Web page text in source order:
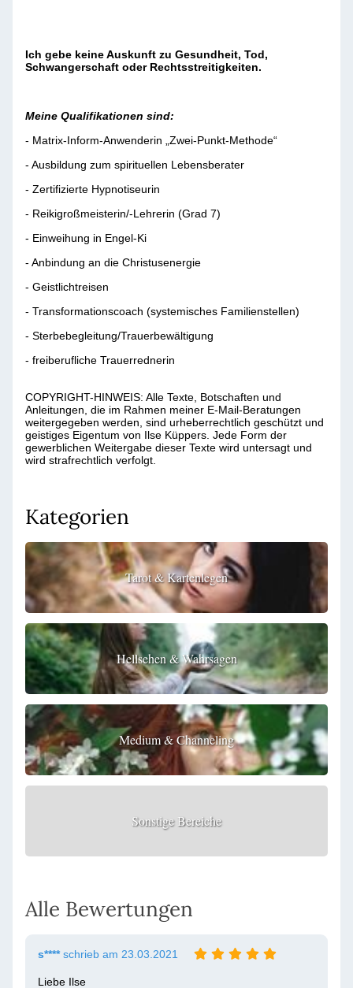
Ich gebe keine Auskunft zu Gesundheit, Tod,
Schwangerschaft oder Rechtsstreitigkeiten.
Meine Qualifikationen sind:
- Matrix-Inform-Anwenderin „Zwei-Punkt-Methode“
- Ausbildung zum spirituellen Lebensberater
- Zertifizierte Hypnotiseurin
- Reikigroßmeisterin/-Lehrerin (Grad 7)
- Einweihung in Engel-Ki
- Anbindung an die Christusenergie
- Geistlichtreisen
- Transformationscoach (systemisches Familienstellen)
- Sterbebegleitung/Trauerbewältigung
- freiberufliche Trauerrednerin
COPYRIGHT-HINWEIS: Alle Texte, Botschaften und
Anleitungen, die im Rahmen meiner E-Mail-Beratungen
weitergegeben werden, sind urheberrechtlich geschützt und
geistiges Eigentum von Ilse Küppers. Jede Form der
gewerblichen Weitergabe dieser Texte wird untersagt und
wird strafrechtlich verfolgt.
Kategorien
Tarot & Kartenlegen
Hellsehen & Wahrsagen
Medium & Channeling
Sonstige Bereiche
Alle Bewertungen
s****schrieb am 23.03.2021
Liebe Ilse